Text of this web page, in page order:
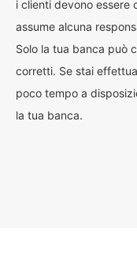
i clienti devono essere
assume alcuna
Solo la tua banca può
corretti. Se stai
poco tempo a
la tua banca.